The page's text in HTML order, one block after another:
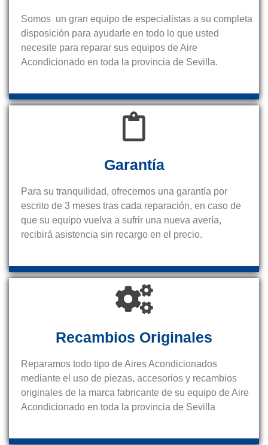
Somos un gran equipo de especialistas a su completa
disposición para ayudarle en todo lo que usted
necesite para reparar sus equipos de Aire
Acondicionado en toda la provincia de Sevilla.
Garantía
Para su tranquilidad, ofrecemos una garantía por
escrito de 3 meses tras cada reparación, en caso de
que su equipo vuelva a sufrir una nueva avería,
recibirá asistencia sin recargo en el precio.
Recambios Originales
Reparamos todo tipo de Aires Acondicionados
mediante el uso de piezas, accesorios y recambios
originales de la marca fabricante de su equipo de Aire
Acondicionado en toda la provincia de Sevilla